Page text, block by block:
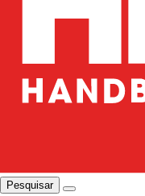
Pesquisar